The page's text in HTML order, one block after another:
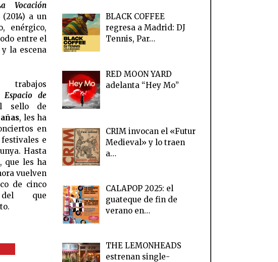
Vocación
(2014) a un
enérgico,
entre el
la escena
de
sello de
, les ha
en
e
Hasta
que les ha
vuelven
de cinco
que
BLACK COFFEE
regresa a Madrid: DJ
Tennis, Par…
RED MOON YARD
adelanta “Hey Mo”
CRIM invocan el «Futur
Medieval» y lo traen
a…
CALAPOP 2025: el
guateque de fin de
verano en…
THE LEMONHEADS
estrenan single-